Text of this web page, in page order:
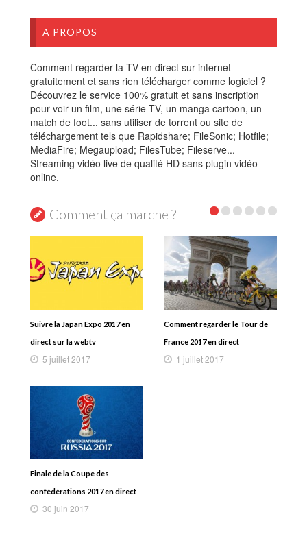
A PROPOS
Comment regarder la TV en direct sur internet
gratuitement et sans rien télécharger comme logiciel ?
Découvrez le service 100% gratuit et sans inscription
pour voir un film, une série TV, un manga cartoon, un
match de foot... sans utiliser de torrent ou site de
téléchargement tels que Rapidshare; FileSonic; Hotfile;
MediaFire; Megaupload; FilesTube; Fileserve...
Streaming vidéo live de qualité HD sans plugin vidéo
online.
Comment ça marche ?
Suivre la Japan Expo 2017 en
direct sur la webtv
5 juillet 2017
Comment regarder le Tour de
France 2017 en direct
1 juillet 2017
Finale de la Coupe des
confédérations 2017 en direct
30 juin 2017